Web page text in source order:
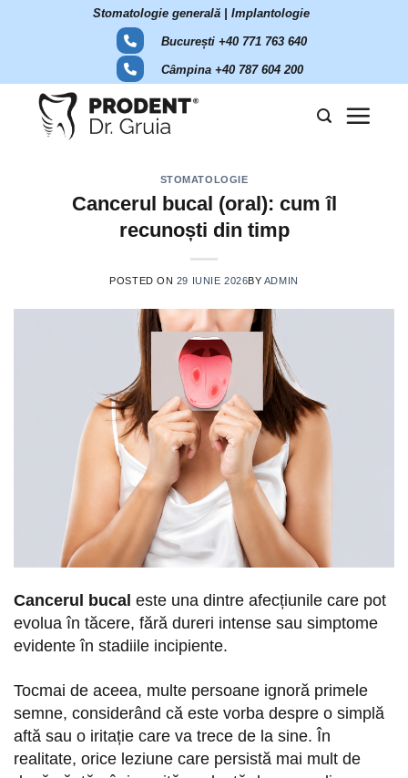
Stomatologie generală | Implantologie
București +40 771 763 640
Câmpina +40 787 604 200
STOMATOLOGIE
Cancerul bucal (oral): cum îl
recunoști din timp
POSTED ON 29 IUNIE 2026BY ADMIN
Cancerul bucal este una dintre afecțiunile care pot
evolua în tăcere, fără dureri intense sau simptome
evidente în stadiile incipiente.
Tocmai de aceea, multe persoane ignoră primele
semne, considerând că este vorba despre o simplă
aftă sau o iritație care va trece de la sine. În
realitate, orice leziune care persistă mai mult de